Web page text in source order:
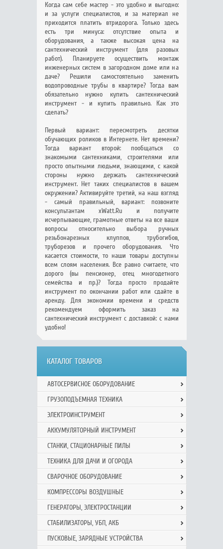
Когда сам себе мастер - это удобно и выгодно:
и за услуги специалистов, и за материал не
приходится платить втридорога. Только здесь
есть три минуса: отсутствие опыта и
оборудования, а также высокая цена на
сантехнический инструмент (для разовых
работ). Планируете осуществить монтаж
инженерных систем в загородном доме или на
даче? Решили самостоятельно заменить
водопроводные трубы в квартире? Тогда вам
обязательно нужно купить сантехнический
инструмент - и купить правильно. Как это
сделать?
Первый вариант: пересмотреть десятки
обучающих роликов в Интернете. Нет времени?
Тогда вариант второй: пообщаться со
знакомыми сантехниками, строителями или
просто опытными людьми, знающими, с какой
стороны нужно держать сантехнический
инструмент. Нет таких специалистов в вашем
окружении? Активируйте третий, на наш взгляд
- самый правильный, вариант: позвоните
консультантам xWatt.Ru и получите
исчерпывающие, грамотные ответы на все ваши
вопросы относительно выбора ручных
резьбонарезных клуппов, трубогибов,
труборезов и прочего оборудования. Что
касается стоимости, то наши товары доступны
всем слоям населения. Все равно считаете, что
дорого (вы пенсионер, отец многодетного
семейства и пр.)? Тогда просто продайте
инструмент по окончании работ или сдайте в
аренду. Для экономии времени и средств
рекомендуем оформить заказ на
сантехнический инструмент с доставкой: с нами
удобно!
КАТАЛОГ ТОВАРОВ
АВТОСЕРВИСНОЕ ОБОРУДОВАНИЕ
ГРУЗОПОДЪЕМНАЯ ТЕХНИКА
ЭЛЕКТРОИНСТРУМЕНТ
АККУМУЛЯТОРНЫЙ ИНСТРУМЕНТ
СТАНКИ, СТАЦИОНАРНЫЕ ПИЛЫ
ТЕХНИКА ДЛЯ ДАЧИ И ОГОРОДА
СВАРОЧНОЕ ОБОРУДОВАНИЕ
КОМПРЕССОРЫ ВОЗДУШНЫЕ
ГЕНЕРАТОРЫ, ЭЛЕКТРОСТАНЦИИ
СТАБИЛИЗАТОРЫ, УБП, АКБ
ПУСКОВЫЕ, ЗАРЯДНЫЕ УСТРОЙСТВА